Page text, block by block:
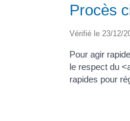
Procès
Vérifié le 23/12/
Pour agir
le respect du
rapides pour